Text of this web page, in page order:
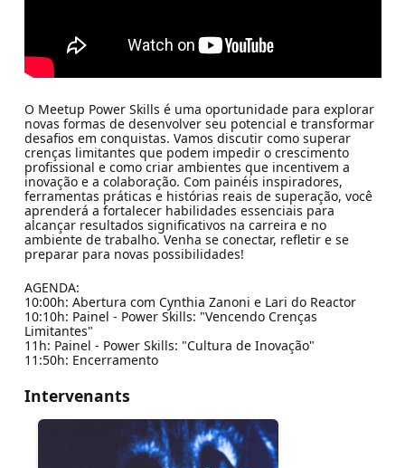
O Meetup Power Skills é uma oportunidade para explorar
novas formas de desenvolver seu potencial e transformar
desafios em conquistas. Vamos discutir como superar
crenças limitantes que podem impedir o crescimento
profissional e como criar ambientes que incentivem a
inovação e a colaboração. Com painéis inspiradores,
ferramentas práticas e histórias reais de superação, você
aprenderá a fortalecer habilidades essenciais para
alcançar resultados significativos na carreira e no
ambiente de trabalho. Venha se conectar, refletir e se
preparar para novas possibilidades!
AGENDA:
10:00h: Abertura com Cynthia Zanoni e Lari do Reactor
10:10h: Painel - Power Skills: "Vencendo Crenças
Limitantes"
11h: Painel - Power Skills: "Cultura de Inovação"
11:50h: Encerramento
Intervenants